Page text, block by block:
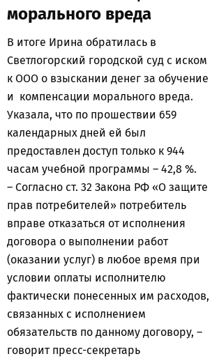
морального вреда
В итоге Ирина обратилась в
Светлогорский городской суд с иском
к ООО о взыскании денег за обучение
и компенсации морального вреда.
Указала, что по прошествии 659
календарных дней ей был
предоставлен доступ только к 944
часам учебной программы – 42,8 %.
– Согласно ст. 32 Закона РФ «О защите
прав потребителей» потребитель
вправе отказаться от исполнения
договора о выполнении работ
(оказании услуг) в любое время при
условии оплаты исполнителю
фактически понесенных им расходов,
связанных с исполнением
обязательств по данному договору, –
говорит пресс-секретарь